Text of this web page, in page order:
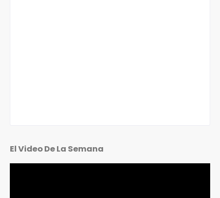
El Video De La Semana